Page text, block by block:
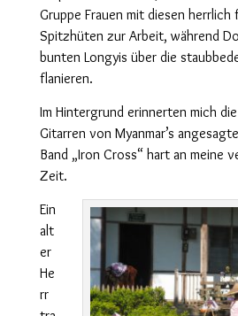
Gruppe Frauen mit diesen
Spitzhüten zur Arbeit, während
bunten Longyis über die
flanieren.
Im Hintergrund erinnerten mich
Gitarren von Myanmar’s
Band „Iron Cross“ hart an meine
Zeit.
Ein
alt
er
He
rr